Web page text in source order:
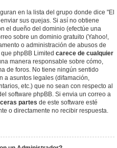
en la lista del grupo donde dice "El
sus quejas. Si así no obtiene
el dueño del dominio (efectúe una
sobre un dominio gratuito (Yahoo!,
o administración de abusos de
phpBB Limited carece de cualquier
manera responsable sobre cómo,
de foros. No tiene ningún sentido
a asuntos legales (difamación,
etc.) que no sean con respecto al
software phpBB. Si envia un correo a
partes de este software esté
o directamente no recibir respuesta.